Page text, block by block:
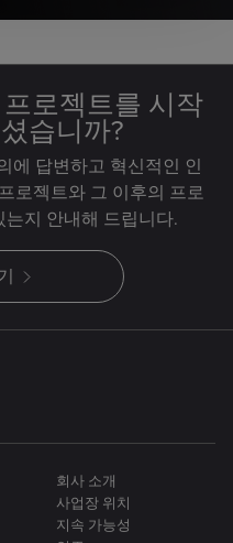
로젝트를 시작
습니까?
에 답변하고 혁신적인 인
로젝트와 그 이후의 프로
지 안내해 드립니다.
회사 소개
사업장 위치
지속 가능성